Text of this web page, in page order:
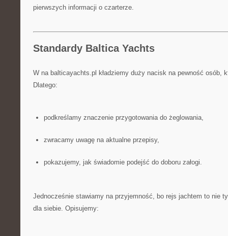
pierwszych informacji o czarterze.
Standardy Baltica Yachts
W na balticayachts.pl kładziemy duży nacisk na pewność osób,
Dlatego:
podkreślamy znaczenie przygotowania do żeglowania,
zwracamy uwagę na aktualne przepisy,
pokazujemy, jak świadomie podejść do doboru załogi.
Jednocześnie stawiamy na przyjemność, bo rejs jachtem to nie
dla siebie. Opisujemy: